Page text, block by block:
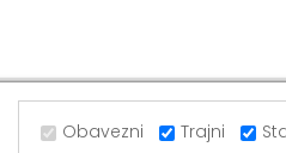
Politika Kako
Obavezni Trajni